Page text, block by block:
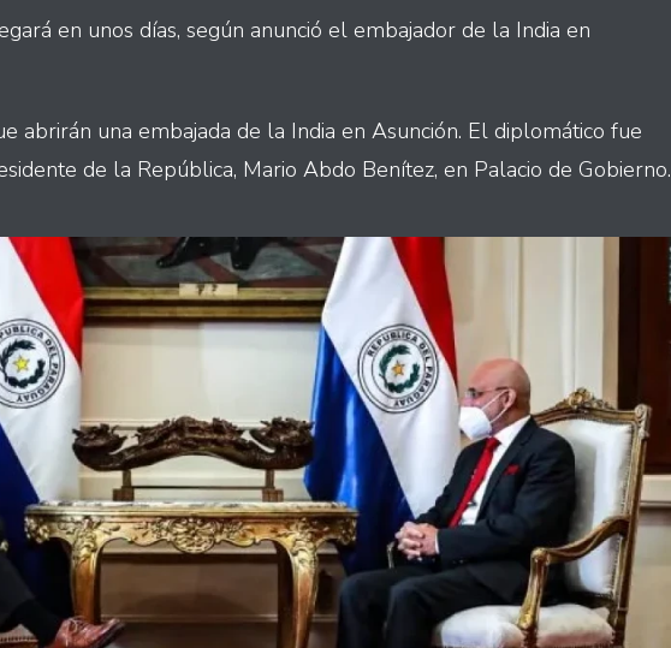
en unos días, según anunció el embajador de la India en
abrirán una embajada de la India en Asunción. El diplomático fue
de la República, Mario Abdo Benítez, en Palacio de Gobierno.